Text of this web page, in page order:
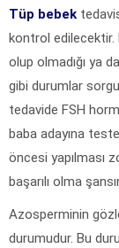
Tüp bebek
kontrol edilecektir.
olup olmadığı ya
gibi durumlar
tedavide FSH
baba adayına
öncesi yapılması
başarılı olma
Azosperminin
durumudur. Bu